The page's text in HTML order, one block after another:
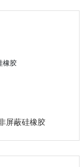
屏蔽硅橡胶